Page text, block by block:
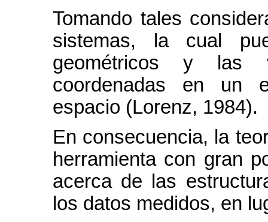
Tomando tales
sistemas, la cual
geométricos y las
coordenadas en un
espacio (Lorenz, 1984).
En consecuencia, la
herramienta con gran
acerca de las
los datos medidos, en